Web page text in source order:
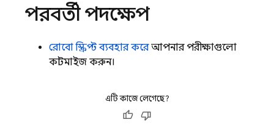
পরবর্তী পদক্ষেপ
রোবো স্ক্রিপ্ট ব্যবহার করেআপনার পরীক্ষাগুলো
কাস্টমাইজ করুন।
এটি কাজে লেগেছে?